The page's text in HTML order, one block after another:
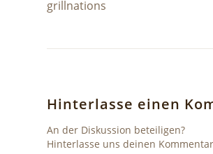
grillnations
Hinterlasse einen
An der Diskussion beteiligen?
Hinterlasse uns deinen